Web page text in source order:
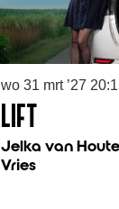
LIFT
Jelka van
Vries
wo 31 mrt ’27